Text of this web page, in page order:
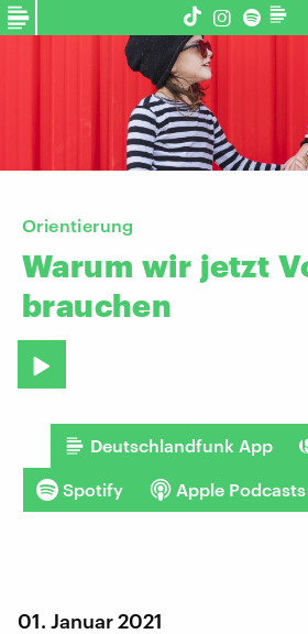
Orientierung
Warum wir jetzt
brauchen
Deutschlandfunk App
Spotify Apple Podcasts
01. Januar 2021